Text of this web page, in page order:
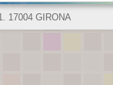
17004 GIRONA